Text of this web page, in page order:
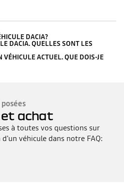
DACIA?
DACIA. QUELLES SONT LES
ACTUEL. QUE DOIS-JE
achat
à toutes vos questions sur
véhicule dans notre FAQ: